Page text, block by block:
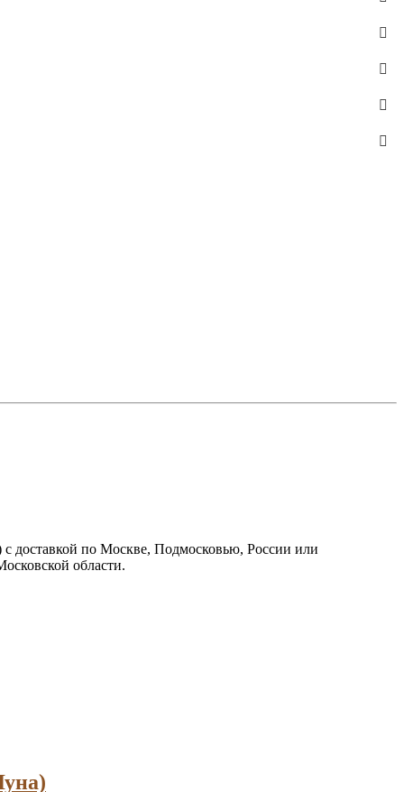
доставкой по Москве, Подмосковью, России или
области.